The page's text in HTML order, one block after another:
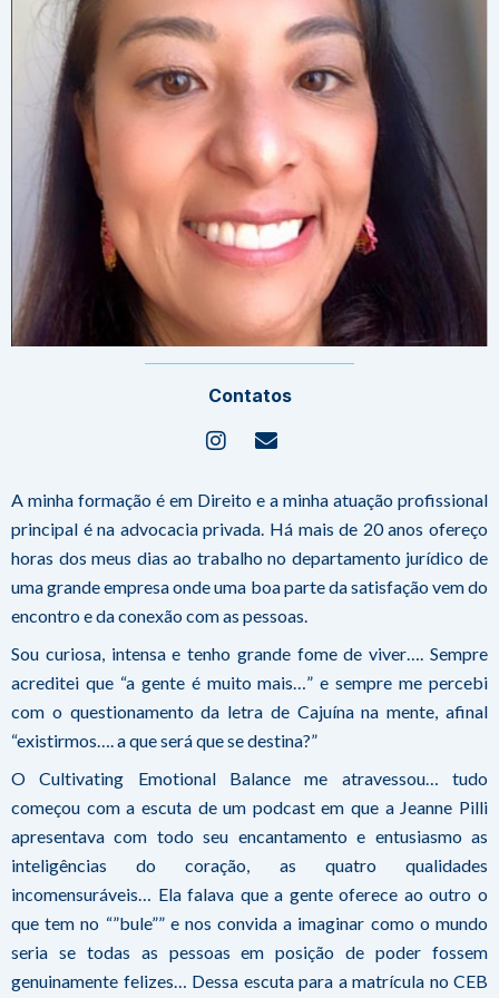
Contatos
InstagramEnvelope
A minha formação é em Direito e a minha atuação profissional
principal é na advocacia privada. Há mais de 20 anos ofereço
horas dos meus dias ao trabalho no departamento jurídico de
uma grande empresa onde uma boa parte da satisfação vem do
encontro e da conexão com as pessoas.
Sou curiosa, intensa e tenho grande fome de viver…. Sempre
acreditei que “a gente é muito mais…” e sempre me percebi
com o questionamento da letra de Cajuína na mente, afinal
“existirmos…. a que será que se destina?”
O Cultivating Emotional Balance me atravessou… tudo
começou com a escuta de um podcast em que a Jeanne Pilli
apresentava com todo seu encantamento e entusiasmo as
inteligências do coração, as quatro qualidades
incomensuráveis… Ela falava que a gente oferece ao outro o
que tem no “”bule”” e nos convida a imaginar como o mundo
seria se todas as pessoas em posição de poder fossem
genuinamente felizes… Dessa escuta para a matrícula no CEB